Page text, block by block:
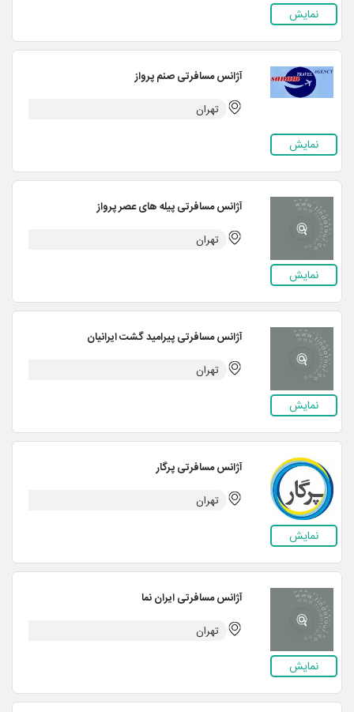
نمایش
آژانس مسافرتی صنم پرواز
تهران
نمایش
آژانس مسافرتی پیله های عصر پرواز
تهران
نمایش
آژانس مسافرتی پیرامید گشت ایرانیان
تهران
نمایش
آژانس مسافرتی پرگار
تهران
نمایش
آژانس مسافرتی ایران نما
تهران
نمایش